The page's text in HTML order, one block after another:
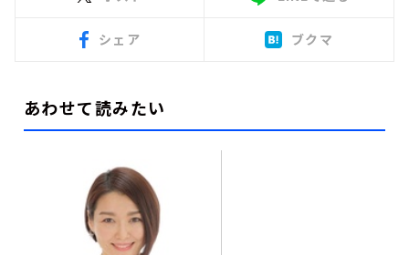
シェア ブクマ
あわせて読みたい